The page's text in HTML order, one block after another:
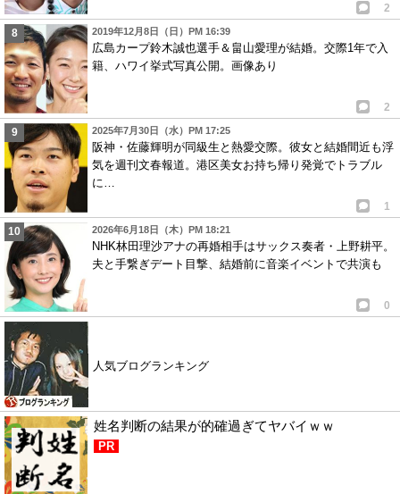
2
2019年12月8日（日）PM 16:39
広島カープ鈴木誠也選手＆畠山愛理が結婚。交際1年で入
籍、ハワイ挙式写真公開。画像あり
2
2025年7月30日（水）PM 17:25
阪神・佐藤輝明が同級生と熱愛交際。彼女と結婚間近も浮
気を週刊文春報道。港区美女お持ち帰り発覚でトラブル
に…
1
2026年6月18日（木）PM 18:21
NHK林田理沙アナの再婚相手はサックス奏者・上野耕平。
夫と手繋ぎデート目撃、結婚前に音楽イベントで共演も
0
人気ブログランキング
姓名判断の結果が的確過ぎてヤバイｗｗ
PR